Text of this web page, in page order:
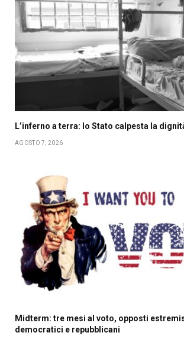
L’inferno a terra: lo Stato calpesta la
AGOSTO 7, 2026
Midterm: tre mesi al voto, opposti
democratici e repubblicani